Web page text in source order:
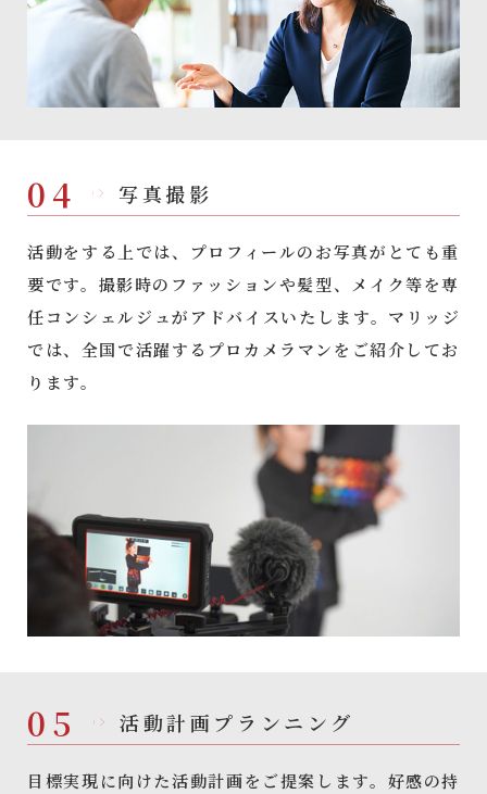
04 写真撮影
活動をする上では、プロフィールのお写真がとても重
要です。撮影時のファッションや髪型、メイク等を専
任コンシェルジュがアドバイスいたします。マリッジ
では、全国で活躍するプロカメラマンをご紹介してお
ります。
05 活動計画プランニング
目標実現に向けた活動計画をご提案します。好感の持